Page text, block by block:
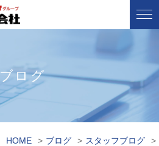
ブログ
HOME > ブログ > スタッフブログ
>